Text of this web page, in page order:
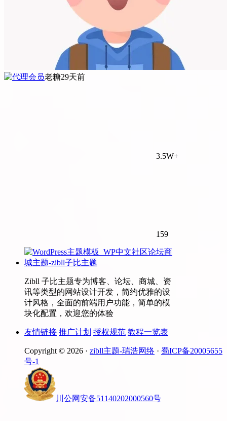
老糖29天前
3.5W+
159
Zibll 子比主题专为博客、论坛、商城、资
讯等类型的网站设计开发，简约优雅的设
计风格，全面的前端用户功能，简单的模
块化配置，欢迎您的体验
友情链接 推广计划 授权规范 教程一览表
Copyright © 2026 · zibll主题-瑞浩网络 · 蜀ICP备20005655
号-1
川公网安备51140202000560号